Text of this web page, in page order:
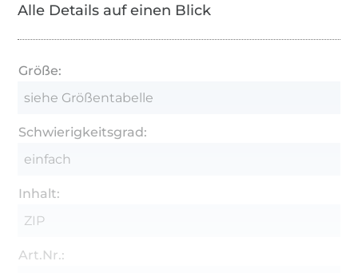
Alle Details auf einen Blick
Größe:
siehe Größentabelle
Schwierigkeitsgrad:
einfach
Inhalt:
ZIP
Art.Nr.: